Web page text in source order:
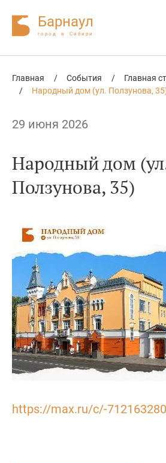
Барнаул
город в Сибири
Главная
/ События /
Главная
/
Народный дом (ул. Ползунова,
29 июня 2026
Народный дом
Ползунова, 35)
https://max.ru/c/-